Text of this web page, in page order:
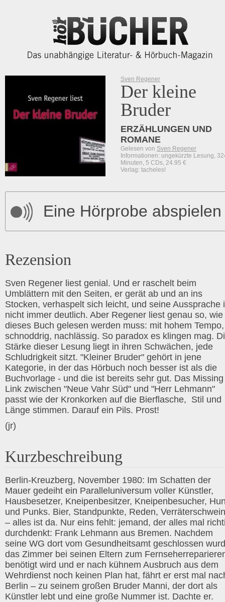
Sven Regener
Der kleine
Bruder
ERZÄHLUNGEN UND
ROMANE
Gelesen von Sven Regener
Informationen: ungekürzte Lesung,
Minuten, 5 CDs, 24.95 €
Verlag: tacheles!
Eine Hörprobe abspielen
Rezension
Sven Regener liest genial. Und er raschelt beim
Umblättern mit den Seiten, er gerät ab und an ins
Stocken, verhaspelt sich leicht, und seine Aussprache
nicht immer deutlich. Aber Regener liest genau so, wie
dieses Buch gelesen werden muss: mit hohem Tempo,
schnoddrig, nachlässig. So paradox es klingen mag.
Stärke dieser Lesung liegt in ihren Schwächen, jede
Schludrigkeit sitzt. "Kleiner Bruder" gehört in jene
Kategorie, in der das Hörbuch noch besser ist als die
Buchvorlage - und die ist bereits sehr gut. Das Missing
Link zwischen "Neue Vahr Süd" und "Herr Lehmann"
passt wie der Kronkorken auf die Bierflasche, Stil und
Länge stimmen. Darauf ein Pils. Prost!
(jr)
Kurzbeschreibung
Berlin-Kreuzberg, November 1980: Im Schatten der
Mauer gedeiht ein Paralleluniversum voller Künstler,
Hausbesetzer, Kneipenbesitzer, Kneipenbesucher,
und Punks. Bier, Standpunkte, Reden,
– alles ist da. Nur eins fehlt: jemand, der alles mal
durchdenkt: Frank Lehmann aus Bremen. Nachdem
seine WG dort vom Gesundheitsamt geschlossen
das Zimmer bei seinen Eltern zum
benötigt wird und er nach kühnem Ausbruch aus dem
Wehrdienst noch keinen Plan hat, fährt er erst mal
Berlin – zu seinem großen Bruder Manni, der dort als
Künstler lebt und eine große Nummer ist. Dachte er.